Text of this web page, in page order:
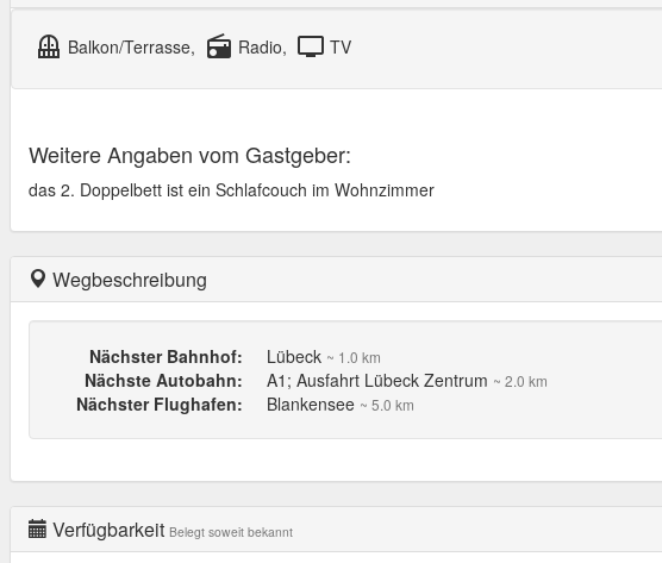
balcony Balkon/Terrasse, radio Radio, tv TV
Weitere Angaben vom Gastgeber:
das 2. Doppelbett ist ein Schlafcouch im Wohnzimmer
Wegbeschreibung
Nächster Bahnhof: Lübeck ~ 1.0 km
Nächste Autobahn: A1; Ausfahrt Lübeck Zentrum ~ 2.0 km
Nächster Flughafen: Blankensee ~ 5.0 km
Verfügbarkeit Belegt soweit bekannt